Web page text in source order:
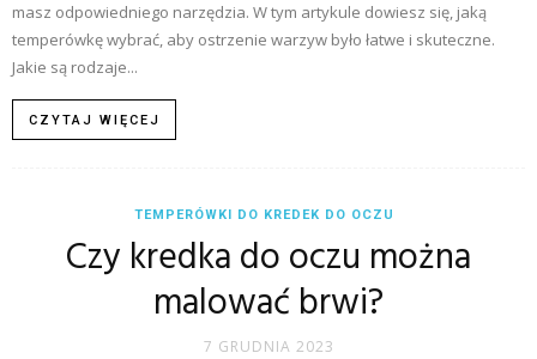
masz odpowiedniego narzędzia. W tym artykule dowiesz się, jaką
temperówkę wybrać, aby ostrzenie warzyw było łatwe i skuteczne.
Jakie są rodzaje...
CZYTAJ WIĘCEJ
TEMPERÓWKI DO KREDEK DO OCZU
Czy kredka do oczu można
malować brwi?
7 GRUDNIA 2023